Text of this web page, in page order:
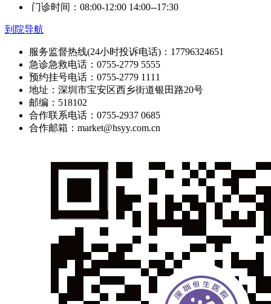
门诊时间：08:00-12:00 14:00--17:30
到院导航
服务监督热线(24小时投诉电话)：17796324651
急诊急救电话：0755-2779 5555
预约挂号电话：0755-2779 1111
地址：深圳市宝安区西乡街道银田路20号
邮编：518102
合作联系电话：0755-2937 0685
合作邮箱：market@hsyy.com.cn